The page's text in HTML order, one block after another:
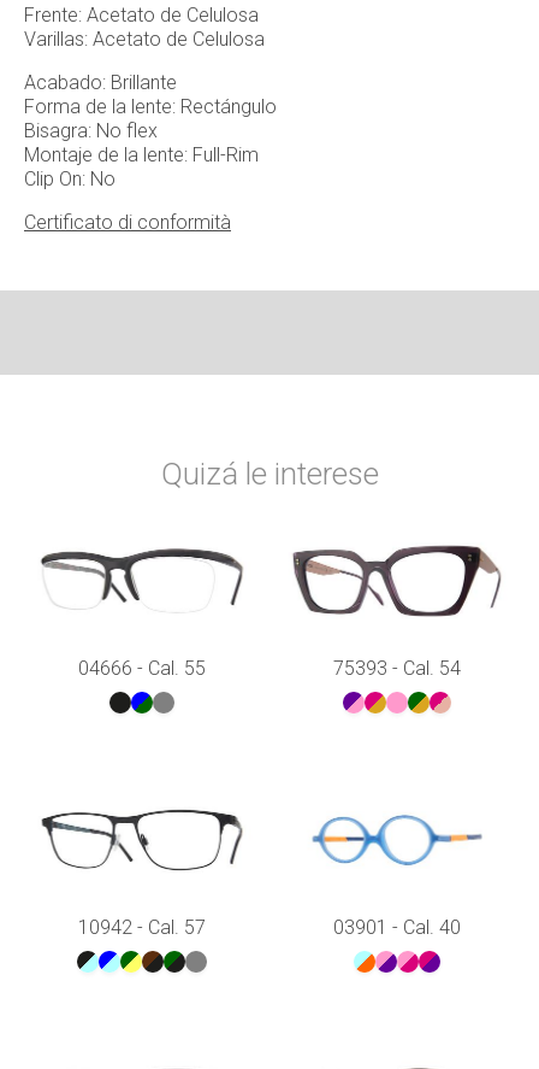
Frente: Acetato de Celulosa
Varillas: Acetato de Celulosa
Acabado: Brillante
Forma de la lente: Rectángulo
Bisagra: No flex
Montaje de la lente: Full-Rim
Clip On: No
Certificato di conformità
Quizá le interese
04666 - Cal. 55 75393 - Cal. 54
10942 - Cal. 57 03901 - Cal. 40